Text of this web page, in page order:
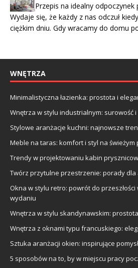
Przepis na idealny odpoczynek
Wydaje się, że każdy z nas odczuł
ciężkim dniu. Gdy wracamy do domu
WNĘTRZA
Minimalistyczna łazienka: prostota i
Wnętrza w stylu industrialnym: surowość
Stylowe aranżacje kuchni: najnowsze
Meble na taras: komfort i styl na świeżym
Trendy w projektowaniu kabin
Twórz przytulne przestrzenie: porady dla
Okna w stylu retro: powrót do
wydaniu
Wnętrza w stylu skandynawskim:
Wnętrza z oknami typu francuskiego:
Sztuka aranżacji okien: inspirujące
5 sposobów na to, by w miejscu pracy